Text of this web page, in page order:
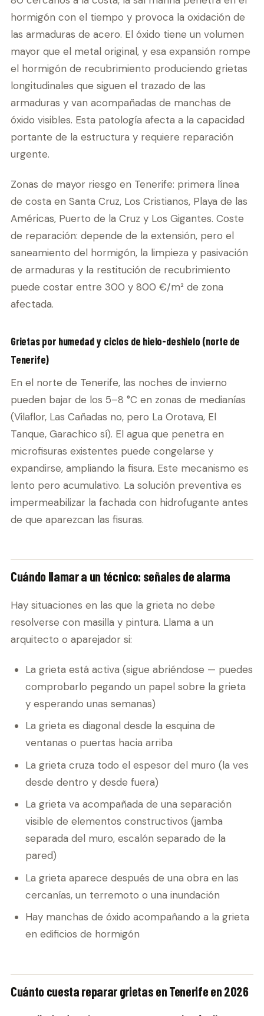
hormigón con el tiempo y provoca la oxidación de
las armaduras de acero. El óxido tiene un volumen
mayor que el metal original, y esa expansión rompe
el hormigón de recubrimiento produciendo grietas
longitudinales que siguen el trazado de las
armaduras y van acompañadas de manchas de
óxido visibles. Esta patología afecta a la capacidad
portante de la estructura y requiere reparación
urgente.
Zonas de mayor riesgo en Tenerife: primera línea
de costa en Santa Cruz, Los Cristianos, Playa de las
Américas, Puerto de la Cruz y Los Gigantes. Coste
de reparación: depende de la extensión, pero el
saneamiento del hormigón, la limpieza y pasivación
de armaduras y la restitución de recubrimiento
puede costar entre 300 y 800 €/m² de zona
afectada.
Grietas por humedad y ciclos de hielo-deshielo (norte de
Tenerife)
En el norte de Tenerife, las noches de invierno
pueden bajar de los 5–8 °C en zonas de medianías
(Vilaflor, Las Cañadas no, pero La Orotava, El
Tanque, Garachico sí). El agua que penetra en
microfisuras existentes puede congelarse y
expandirse, ampliando la fisura. Este mecanismo es
lento pero acumulativo. La solución preventiva es
impermeabilizar la fachada con hidrofugante antes
de que aparezcan las fisuras.
Cuándo llamar a un técnico: señales de alarma
Hay situaciones en las que la grieta no debe
resolverse con masilla y pintura. Llama a un
arquitecto o aparejador si:
La grieta está activa (sigue abriéndose — puedes
comprobarlo pegando un papel sobre la grieta
y esperando unas semanas)
La grieta es diagonal desde la esquina de
ventanas o puertas hacia arriba
La grieta cruza todo el espesor del muro (la ves
desde dentro y desde fuera)
La grieta va acompañada de una separación
visible de elementos constructivos (jamba
separada del muro, escalón separado de la
pared)
La grieta aparece después de una obra en las
cercanías, un terremoto o una inundación
Hay manchas de óxido acompañando a la grieta
en edificios de hormigón
Cuánto cuesta reparar grietas en Tenerife en 2026